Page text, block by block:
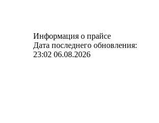
Информация о прайсе
Дата последнего обновления:
23:02 06.08.2026